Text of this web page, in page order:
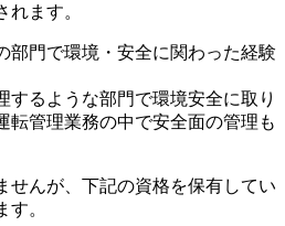
ます。
部門で環境・安全に関わった経験
するような部門で環境安全に取り
転管理業務の中で安全面の管理も
せんが、下記の資格を保有してい
。